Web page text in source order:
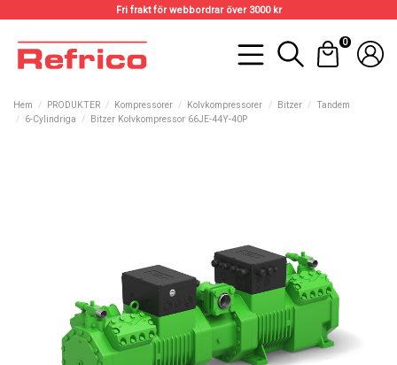
Fri frakt för webbordrar över 3000 kr
0
Hem PRODUKTER Kompressorer Kolvkompressorer Bitzer
Tandem
6-Cylindriga
Bitzer Kolvkompressor 66JE-44Y-40P